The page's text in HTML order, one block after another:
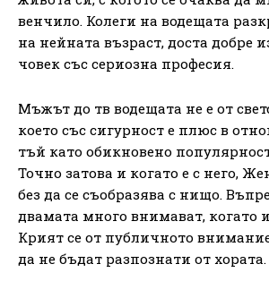
венчило. Колеги на водещата
на нейната възраст, доста добре
човек със сериозна професия.
Мъжът до тв водещата не е от
което със сигурност е плюс в
тъй като обикновено
Точно затова и когато е с него,
без да се съобразява с нищо.
двамата много внимават, когато
Крият се от публичното
да не бъдат разпознати от хората.